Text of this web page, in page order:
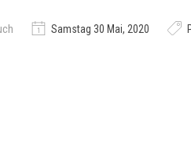
Samstag 30 Mai, 2020